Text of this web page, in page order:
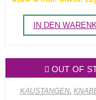
IN DEN
OUT OF
KAUSTANGEN,